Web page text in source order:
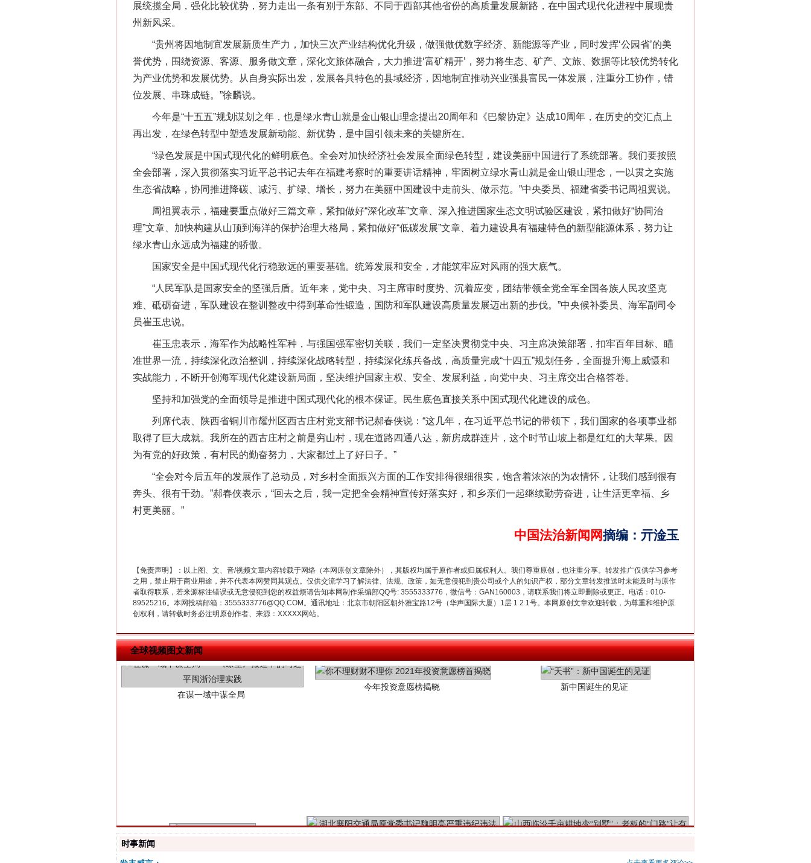
展统揽全局，强化比较优势，努力走出一条有别于东部、不同于西部其他省份的高质量发展新路，在中国式现代化进程中展现贵
州新风采。
“贵州将因地制宜发展新质生产力，加快三次产业结构优化升级，做强做优数字经济、新能源等产业，同时发挥‘公园省’的美
誉优势，围绕资源、客源、服务做文章，深化文旅体融合，大力推进‘富矿精开’，努力将生态、矿产、文旅、数据等比较优势转化
为产业优势和发展优势。从自身实际出发，发展各具特色的县域经济，因地制宜推动兴业强县富民一体发展，注重分工协作，错
位发展、串珠成链。”徐麟说。
今年是“十五五”规划谋划之年，也是绿水青山就是金山银山理念提出20周年和《巴黎协定》达成10周年，在历史的交汇点上
再出发，在绿色转型中塑造发展新动能、新优势，是中国引领未来的关键所在。
“绿色发展是中国式现代化的鲜明底色。全会对加快经济社会发展全面绿色转型，建设美丽中国进行了系统部署。我们要按照
全会部署，深入贯彻落实习近平总书记去年在福建考察时的重要讲话精神，牢固树立绿水青山就是金山银山理念，一以贯之实施
生态省战略，协同推进降碳、减污、扩绿、增长，努力在美丽中国建设中走前头、做示范。”中央委员、福建省委书记周祖翼说。
周祖翼表示，福建要重点做好三篇文章，紧扣做好“深化改革”文章、深入推进国家生态文明试验区建设，紧扣做好“协同治
理”文章、加快构建从山顶到海洋的保护治理大格局，紧扣做好“低碳发展”文章、着力建设具有福建特色的新型能源体系，努力让
绿水青山永远成为福建的骄傲。
国家安全是中国式现代化行稳致远的重要基础。统筹发展和安全，才能筑牢应对风雨的强大底气。
“人民军队是国家安全的坚强后盾。近年来，党中央、习主席审时度势、沉着应变，团结带领全党全军全国各族人民攻坚克
难、砥砺奋进，军队建设在整训整改中得到革命性锻造，国防和军队建设高质量发展迈出新的步伐。”中央候补委员、海军副司令
员崔玉忠说。
崔玉忠表示，海军作为战略性军种，与强国强军密切关联，我们一定坚决贯彻党中央、习主席决策部署，扣牢百年目标、瞄
准世界一流，持续深化政治整训，持续深化战略转型，持续深化练兵备战，高质量完成“十四五”规划任务，全面提升海上威慑和
实战能力，不断开创海军现代化建设新局面，坚决维护国家主权、安全、发展利益，向党中央、习主席交出合格答卷。
坚持和加强党的全面领导是推进中国式现代化的根本保证。民生底色直接关系中国式现代化建设的成色。
列席代表、陕西省铜川市耀州区西古庄村党支部书记郝春侠说：“这几年，在习近平总书记的带领下，我们国家的各项事业都
取得了巨大成就。我所在的西古庄村之前是穷山村，现在道路四通八达，新房成群连片，这个时节山坡上都是红红的大苹果。因
为有党的好政策，有村民的勤奋努力，大家都过上了好日子。”
“全会对今后五年的发展作了总动员，对乡村全面振兴方面的工作安排得很细很实，饱含着浓浓的为农情怀，让我们感到很有
奔头、很有干劲。”郝春侠表示，“回去之后，我一定把全会精神宣传好落实好，和乡亲们一起继续勤劳奋进，让生活更幸福、乡
村更美丽。”
中国法治新闻网摘编 ： 亓淦玉
【免责声明】：以上图、文、音/视频文章内容转载于网络（本网原创文章除外），其版权均属于原作者或归属权利人。我们尊重原创，也注重分享。转发推广仅供学习参考
之用，禁止用于商业用途，并不代表本网赞同其观点。仅供交流学习了解法律、法规、政策，如无意侵犯到贵公司或个人的知识产权，部分文章转发推送时未能及时与原作
者取得联系，若来源标注错误或无意侵犯到您的权益烦请告知本网制作采编部QQ号: 3555333776，微信号：GAN160003，请联系我们将立即删除或更正。电话：010-
89525216。本网投稿邮箱：3555333776@QQ.COM。通讯地址：北京市朝阳区朝外雅宝路12号（华声国际大厦）1层 1 2 1号。本网原创文章欢迎转载，为尊重和维护原
创权利，请转载时务必注明原创作者、来源：XXXXX网站。
全球视频图文新闻
网上购药对药下症？
茶叶“炒上天”
“神药”背后的真相
这是一记警钟！ 谢谢有你温暖了四季
时事新闻